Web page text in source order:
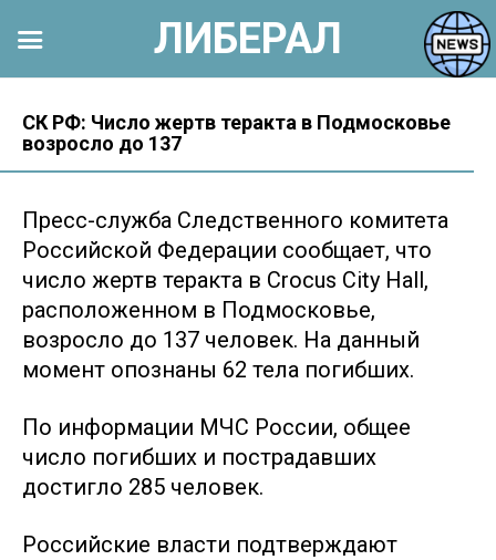
контенту
СК РФ: Число жертв теракта в Подмосковье
возросло до 137
Пресс-служба Следственного комитета
Российской Федерации сообщает, что
число жертв теракта в Crocus City Hall,
расположенном в Подмосковье,
возросло до 137 человек. На данный
момент опознаны 62 тела погибших.
По информации МЧС России, общее
число погибших и пострадавших
достигло 285 человек.
Российские власти подтверждают
ЛИБЕРАЛ